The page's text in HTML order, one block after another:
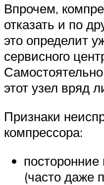
Впрочем,
отказать и по
это определит
сервисного
этот узел вряд
Признаки
компрессора:
(часто даже